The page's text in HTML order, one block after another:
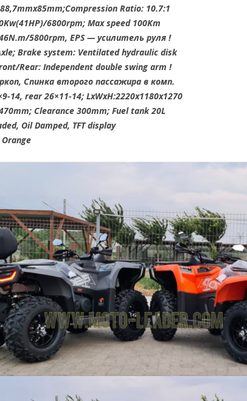
Ratio: 10.7:1
6800rpm; Max speed 100Km
5800rpm, EPS — усилитель руля !
Brake system: Ventilated hydraulic disk
Rear: Independent double swing arm !
Спинка второго пассажира в комп.
14, rear 26×11-14; LxWxH:2220x1180x1270
Clearance 300mm; Fuel tank 20L
Oil Damped, TFT display